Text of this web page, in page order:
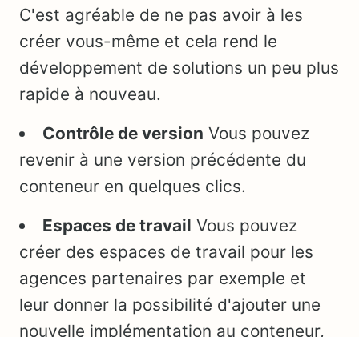
C'est agréable de ne pas avoir à les
créer vous-même et cela rend le
développement de solutions un peu plus
rapide à nouveau.
Contrôle de version Vous pouvez
revenir à une version précédente du
conteneur en quelques clics.
Espaces de travail Vous pouvez
créer des espaces de travail pour les
agences partenaires par exemple et
leur donner la possibilité d'ajouter une
nouvelle implémentation au conteneur,